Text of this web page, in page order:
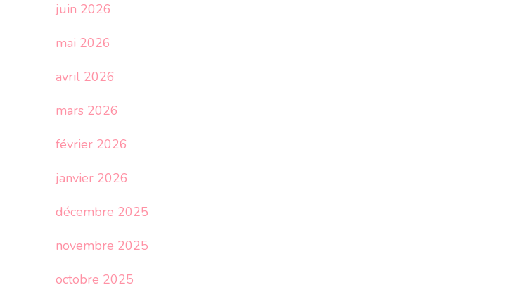
juin 2026
mai 2026
avril 2026
mars 2026
février 2026
janvier 2026
décembre 2025
novembre 2025
octobre 2025